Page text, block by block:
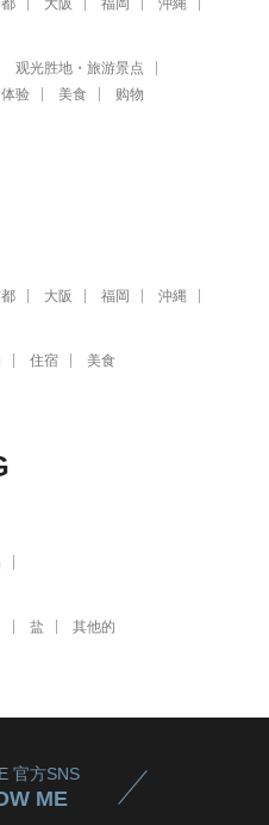
观光胜地・旅游景点
验 美食 购物
大阪 福岡 沖縄
住宿 美食
盐 其他的
官方SNS
ME